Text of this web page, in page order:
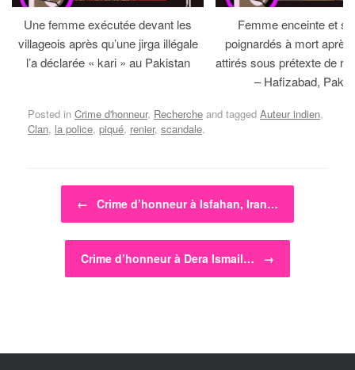
Une femme exécutée devant les
villageois après qu’une jirga illégale
l’a déclarée « kari » au Pakistan
Femme enceinte et
poignardés à mort après
attirés sous prétexte de
– Hafizabad,
Posted in Crime d'honneur, Recherche and tagged Auteur indien,
Clan, la police, piqué, renier, scandale.
Post navigation
← Crime d’honneur à Isfahan, Iran…
Crime d’honneur à Dera Ismail… →